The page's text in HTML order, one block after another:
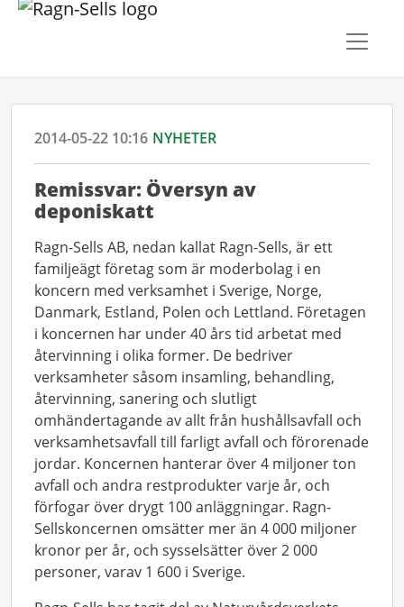
2014-05-22 10:16 NYHETER
Remissvar: Översyn av
deponiskatt
Ragn-Sells AB, nedan kallat Ragn-Sells, är ett
familjeägt företag som är moderbolag i en
koncern med verksamhet i Sverige, Norge,
Danmark, Estland, Polen och Lettland. Företagen
i koncernen har under 40 års tid arbetat med
återvinning i olika former. De bedriver
verksamheter såsom insamling, behandling,
återvinning, sanering och slutligt
omhändertagande av allt från hushållsavfall och
verksamhetsavfall till farligt avfall och förorenade
jordar. Koncernen hanterar över 4 miljoner ton
avfall och andra restprodukter varje år, och
förfogar över drygt 100 anläggningar. Ragn-
Sellskoncernen omsätter mer än 4 000 miljoner
kronor per år, och sysselsätter över 2 000
personer, varav 1 600 i Sverige.